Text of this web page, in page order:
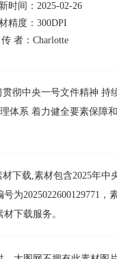
时间：2025-02-26
精度：300DPI
者：Charlotte
贯彻中央一号文件精神 持
体系 着力健全要素保障
下载,素材包含2025年
为2025022600129771
下载服务。